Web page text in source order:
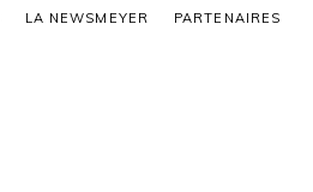
LA NEWSMEYER PARTENAIRES